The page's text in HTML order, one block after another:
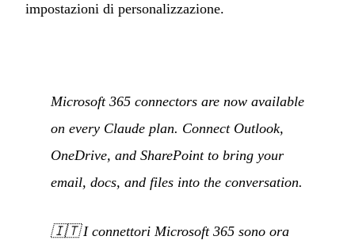
impostazioni di personalizzazione.
Microsoft 365 connectors are now available
on every Claude plan. Connect Outlook,
OneDrive, and SharePoint to bring your
email, docs, and files into the conversation.
🇮🇹I connettori Microsoft 365 sono ora